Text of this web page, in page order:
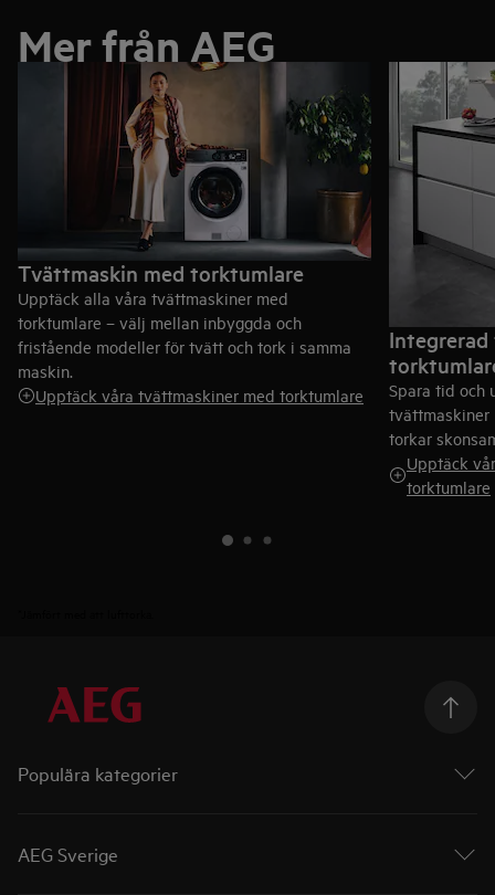
Mer från AEG
Tvättmaskin med torktumlare
Upptäck alla våra tvättmaskiner med
torktumlare – välj mellan inbyggda och
fristående modeller för tvätt och tork i samma
maskin.
Upptäck våra tvättmaskiner med torktumlare
Spara tid och
tvättmaskiner
torkar
Upptäck
torktumlare
Populära kategorier
Spishällar
Diskmaskiner
AEG Sverige